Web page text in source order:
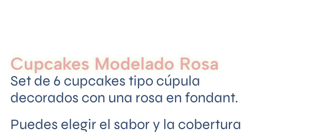
Cupcakes Modelado Rosa
Set de 6 cupcakes tipo cúpula
decorados con una rosa en fondant.
Puedes elegir el sabor y la cobertura